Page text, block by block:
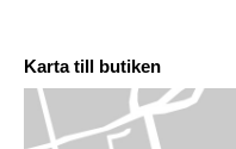
Karta till butiken